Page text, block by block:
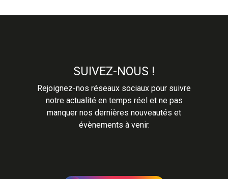
SUIVEZ-NOUS !
Rejoignez-nos réseaux sociaux pour suivre
notre actualité en temps réel et ne pas
manquer nos dernières nouveautés et
évènements à venir.